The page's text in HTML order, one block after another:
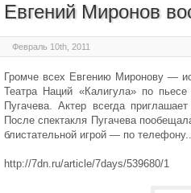
Евгений Миронов
Февраль 10th, 2011
Громче всех Евгению Миронову —
Театра Наций «Калигула» по
Пугачева. Актер всегда
После спектакля Пугачева
блистательной игрой — по
http://7dn.ru/article/7days/539680/1